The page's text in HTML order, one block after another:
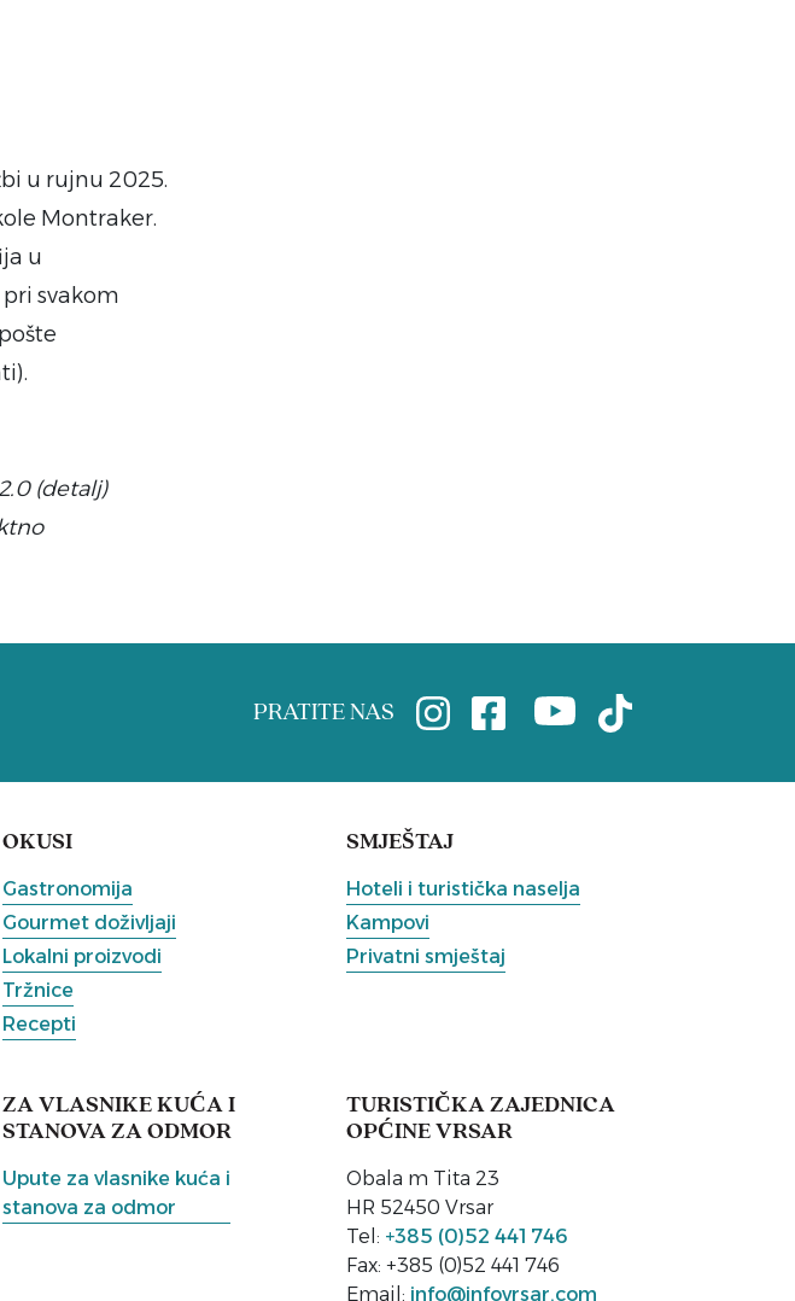
u rujnu 2025.
Montraker.
u
svakom
(detalj)
PRATITE NAS
OKUSI
Gastronomija
Gourmet doživljaji
Lokalni proizvodi
Tržnice
Recepti
SMJEŠTAJ
Hoteli i turistička naselja
Kampovi
Privatni smještaj
ZA VLASNIKE KUĆA I
STANOVA ZA ODMOR
Upute za vlasnike kuća i
stanova za odmor
TURISTIČKA ZAJEDNICA
OPĆINE VRSAR
Obala m Tita 23
HR 52450 Vrsar
Tel: +385 (0)52 441 746
Fax: +385 (0)52 441 746
Email: info@infovrsar.com